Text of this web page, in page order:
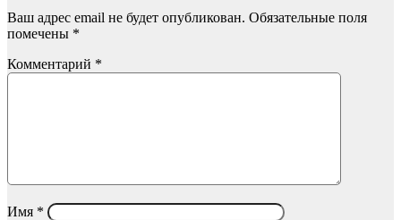
Ваш адрес email не будет опубликован. Обязательные поля
помечены *
Комментарий *
Имя *